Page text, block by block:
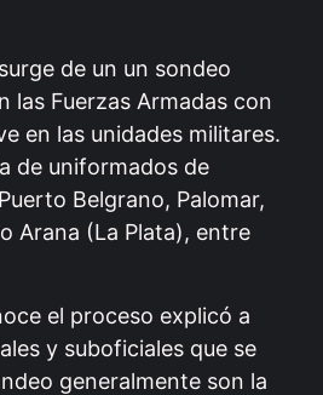
de un un sondeo
las Fuerzas Armadas con
en las unidades militares.
de uniformados de
Belgrano, Palomar,
Arana (La Plata), entre
el proceso explicó a
y suboficiales que se
generalmente son la